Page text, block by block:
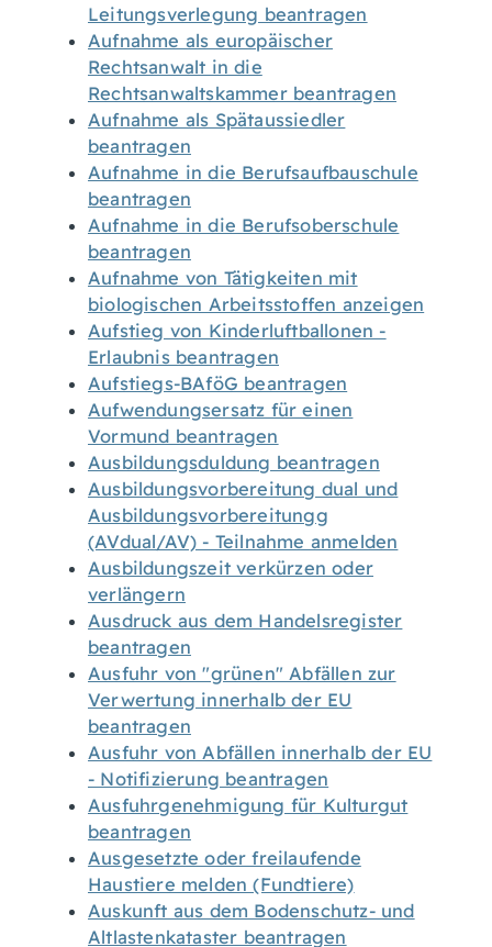
Leitungsverlegung beantragen
Aufnahme als europäischer
Rechtsanwalt in die
Rechtsanwaltskammer beantragen
Aufnahme als Spätaussiedler
beantragen
Aufnahme in die Berufsaufbauschule
beantragen
Aufnahme in die Berufsoberschule
beantragen
Aufnahme von Tätigkeiten mit
biologischen Arbeitsstoffen anzeigen
Aufstieg von Kinderluftballonen -
Erlaubnis beantragen
Aufstiegs-BAföG beantragen
Aufwendungsersatz für einen
Vormund beantragen
Ausbildungsduldung beantragen
Ausbildungsvorbereitung dual und
Ausbildungsvorbereitungg
(AVdual/AV) - Teilnahme anmelden
Ausbildungszeit verkürzen oder
verlängern
Ausdruck aus dem Handelsregister
beantragen
Ausfuhr von "grünen" Abfällen zur
Verwertung innerhalb der EU
beantragen
Ausfuhr von Abfällen innerhalb der EU
- Notifizierung beantragen
Ausfuhrgenehmigung für Kulturgut
beantragen
Ausgesetzte oder freilaufende
Haustiere melden (Fundtiere)
Auskunft aus dem Bodenschutz- und
Altlastenkataster beantragen